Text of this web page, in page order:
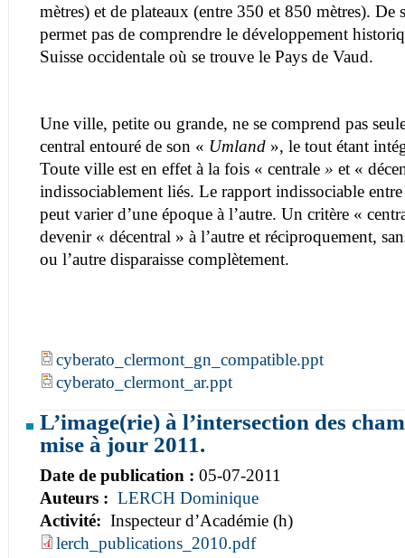
mètres) et de plateaux (entre 350 et 850 mètres). De
permet pas de comprendre le développement
Suisse occidentale où se trouve le Pays de Vaud.
Une ville, petite ou grande, ne se comprend pas
central entouré de son « Umland », le tout étant
Toute ville est en effet à la fois « centrale » et «
indissociablement liés. Le rapport indissociable
peut varier d’une époque à l’autre. Un critère «
devenir « décentral » à l’autre et réciproquement,
ou l’autre disparaisse complètement.
cyberato_clermont_gn_compatible.ppt
cyberato_clermont_ar.ppt
L’image(rie) à l’intersection des
mise à jour 2011.
Date de publication : 05-07-2011
Auteurs : LERCH Dominique
Activité: Inspecteur d’Académie (h)
lerch_publications_2010.pdf